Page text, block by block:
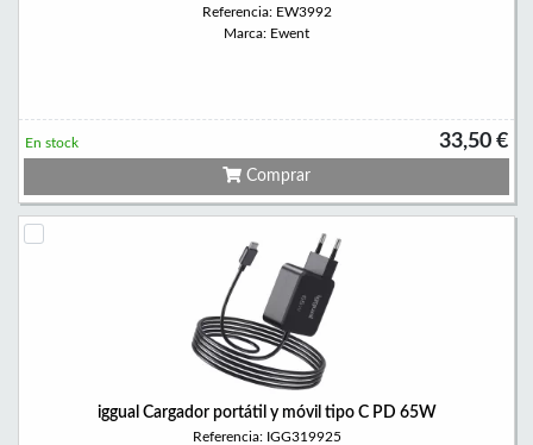
Referencia: EW3992
Marca: Ewent
33,50 €
En stock
Comprar
iggual Cargador portátil y móvil tipo C PD 65W
Referencia: IGG319925